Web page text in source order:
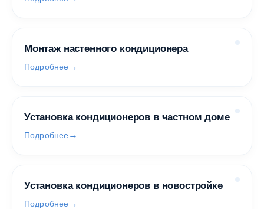
Монтаж настенного кондиционера
Подробнее
Установка кондиционеров в частном доме
Подробнее
Установка кондиционеров в новостройке
Подробнее